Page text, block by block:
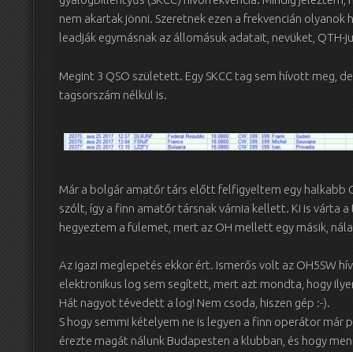
nem akartak jönni. Szeretnek ezen a frekvencián
leadják egymásnak az állomásuk adatait, nevüket,
Megint 3 QSO született. Egy SKCC tag sem hívott meg,
tagsorszám nélkül is.
Már a bolgár amatőr társ előtt felfigyeltem egy halkabb
szólt, így a finn amatőr társnak várnia kellett. Ki is várta
hegyeztem a fülemet, mert az OH mellett egy másik,
Az igazi meglepetés ekkor ért. Ismerős volt az OH5SW
elektronikus log sem segített, mert azt mondta, hogy
Hát nagyot tévedett a log! Nem csoda, hiszen gép :-).
S hogy semmi kételyem ne is legyen a finn operátor már
érezte magát nálunk Budapesten a klubban, és hogy